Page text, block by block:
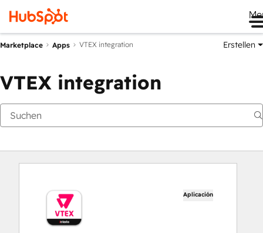
Marketplace Apps VTEX integration Erstellen
VTEX integration
Aplicación